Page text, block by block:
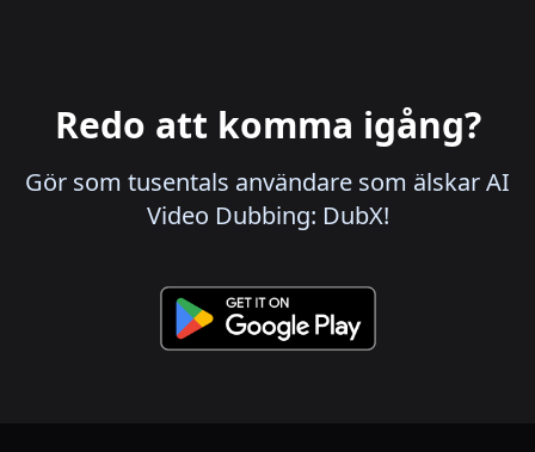
Redo att komma igång?
Gör som tusentals användare som älskar AI
Video Dubbing: DubX!